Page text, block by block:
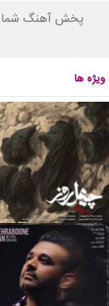
پخش آهنگ شما
ویژه ها